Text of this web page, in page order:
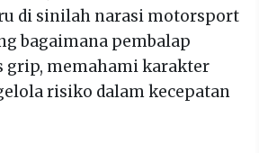
di sinilah narasi motorsport
bagaimana pembalap
grip, memahami karakter
risiko dalam kecepatan